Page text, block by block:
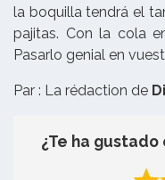
la boquilla tendrá el
pajitas. Con la cola
Pasarlo genial en
Par : La rédaction de
¿Te ha